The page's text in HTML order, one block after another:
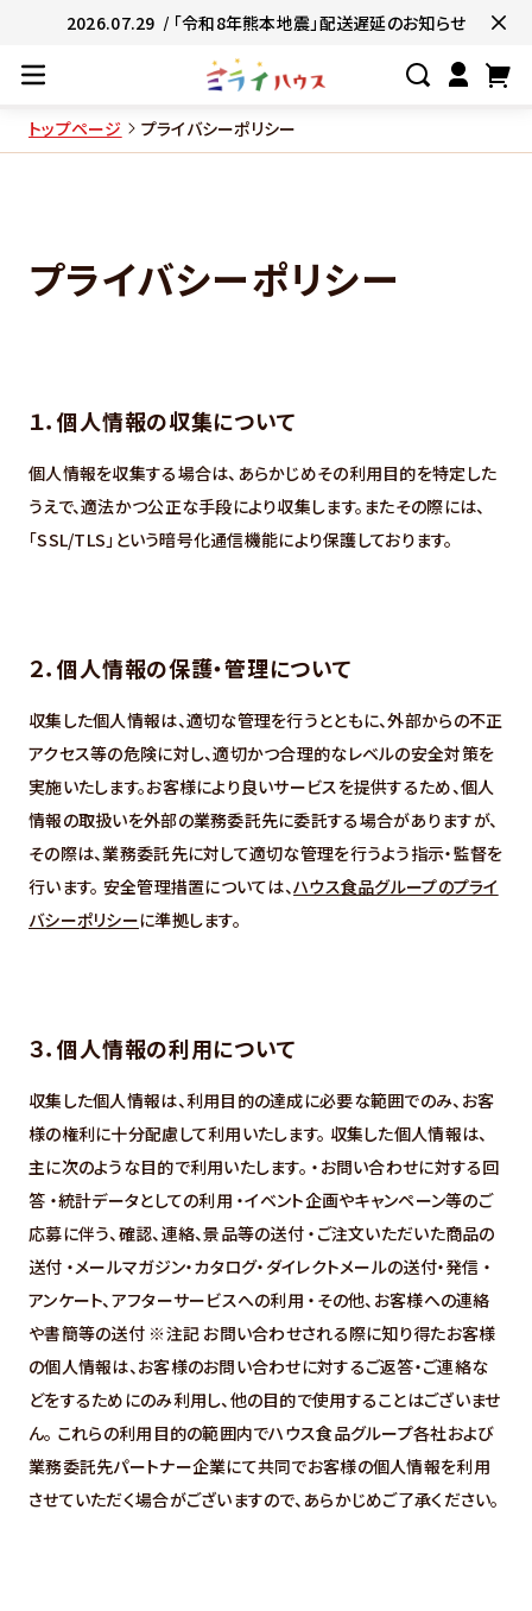
2026.07.29 / 「令和8年熊本地震」配送遅延のお知らせ
#たっぷり満腹😋
トップページ プライバシーポリシー
プライバシーポリシー
１．個人情報の収集について
個人情報を収集する場合は、あらかじめその利用目的を特定した
うえで、適法かつ公正な手段により収集します。またその際には、
「SSL/TLS」という暗号化通信機能により保護しております。
２．個人情報の保護・管理について
収集した個人情報は、適切な管理を行うとともに、外部からの不正
アクセス等の危険に対し、適切かつ合理的なレベルの安全対策を
実施いたします。お客様により良いサービスを提供するため、個人
情報の取扱いを外部の業務委託先に委託する場合がありますが、
その際は、業務委託先に対して適切な管理を行うよう指示・監督を
行います。 安全管理措置については、ハウス食品グループのプライ
バシーポリシーに準拠します。
３．個人情報の利用について
収集した個人情報は、利用目的の達成に必要な範囲でのみ、お客
様の権利に十分配慮して利用いたします。 収集した個人情報は、
主に次のような目的で利用いたします。 ・お問い合わせに対する回
答 ・統計データとしての利用 ・イベント企画やキャンペーン等のご
応募に伴う、確認、連絡、景品等の送付 ・ご注文いただいた商品の
送付 ・メールマガジン・カタログ・ダイレクトメールの送付・発信 ・
アンケート、アフターサービスへの利用 ・その他、お客様への連絡
や書簡等の送付 ※注記 お問い合わせされる際に知り得たお客様
の個人情報は、お客様のお問い合わせに対するご返答・ご連絡な
どをするためにのみ利用し、他の目的で使用することはございませ
ん。 これらの利用目的の範囲内でハウス食品グループ各社および
業務委託先パートナー企業にて共同でお客様の個人情報を利用
させていただく場合がございますので、あらかじめご了承ください。